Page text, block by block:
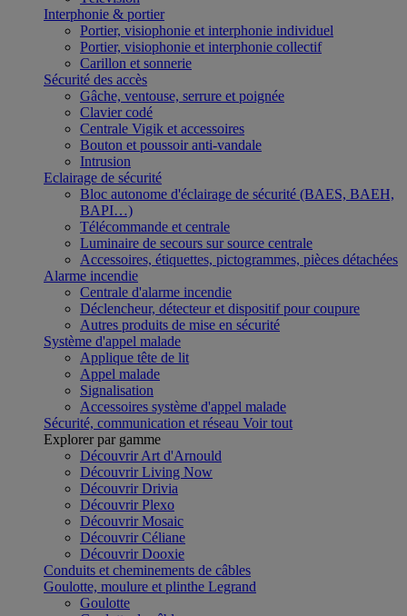
Interphonie & portier
Portier, visiophonie et interphonie individuel
Portier, visiophonie et interphonie collectif
Carillon et sonnerie
Sécurité des accès
Gâche, ventouse, serrure et poignée
Clavier codé
Centrale Vigik et accessoires
Bouton et poussoir anti-vandale
Intrusion
Eclairage de sécurité
Bloc autonome d'éclairage de sécurité (BAES, BAEH,
BAPI…)
Télécommande et centrale
Luminaire de secours sur source centrale
Accessoires, étiquettes, pictogrammes, pièces détachées
Alarme incendie
Centrale d'alarme incendie
Déclencheur, détecteur et dispositif pour coupure
Autres produits de mise en sécurité
Système d'appel malade
Applique tête de lit
Appel malade
Signalisation
Accessoires système d'appel malade
Sécurité, communication et réseau Voir tout
Explorer par gamme
Découvrir Art d'Arnould
Découvrir Living Now
Découvrir Drivia
Découvrir Plexo
Découvrir Mosaic
Découvrir Céliane
Découvrir Dooxie
Conduits et cheminements de câbles
Goulotte, moulure et plinthe Legrand
Goulotte